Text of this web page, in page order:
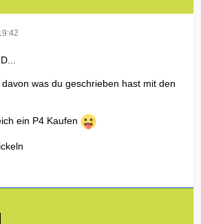
was du geschrieben hast mit den
ein P4 Kaufen